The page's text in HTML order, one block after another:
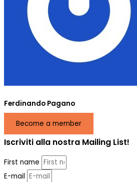
Ferdinando Pagano
Become a member
Iscriviti alla nostra Mailing List!
First name
E-mail